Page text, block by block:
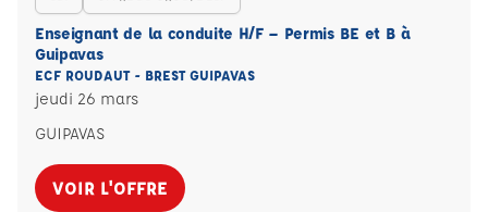
Enseignant de la conduite H/F – Permis BE et B à
Guipavas
ECF ROUDAUT - BREST GUIPAVAS
jeudi 26 mars
GUIPAVAS
VOIR L'OFFRE